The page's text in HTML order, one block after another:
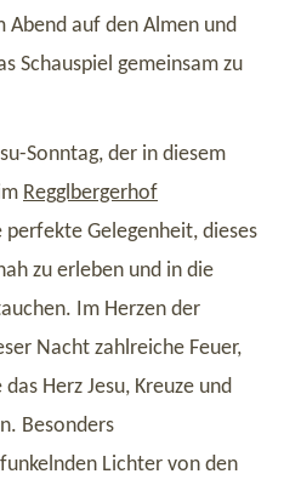
Abend auf den Almen und
Schauspiel gemeinsam zu
Sonntag, der in diesem
Regglbergerhof
Gelegenheit, dieses
zu erleben und in die
Im Herzen der
Nacht zahlreiche Feuer,
Herz Jesu, Kreuze und
Besonders
Lichter von den